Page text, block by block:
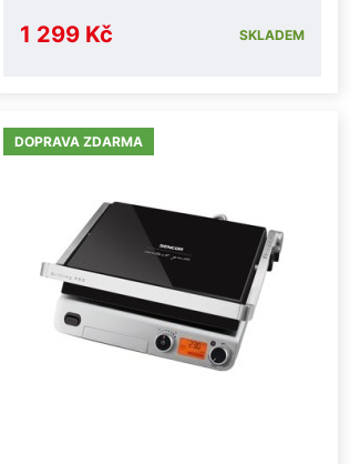
1 299 Kč SKLADEM
DOPRAVA ZDARMA